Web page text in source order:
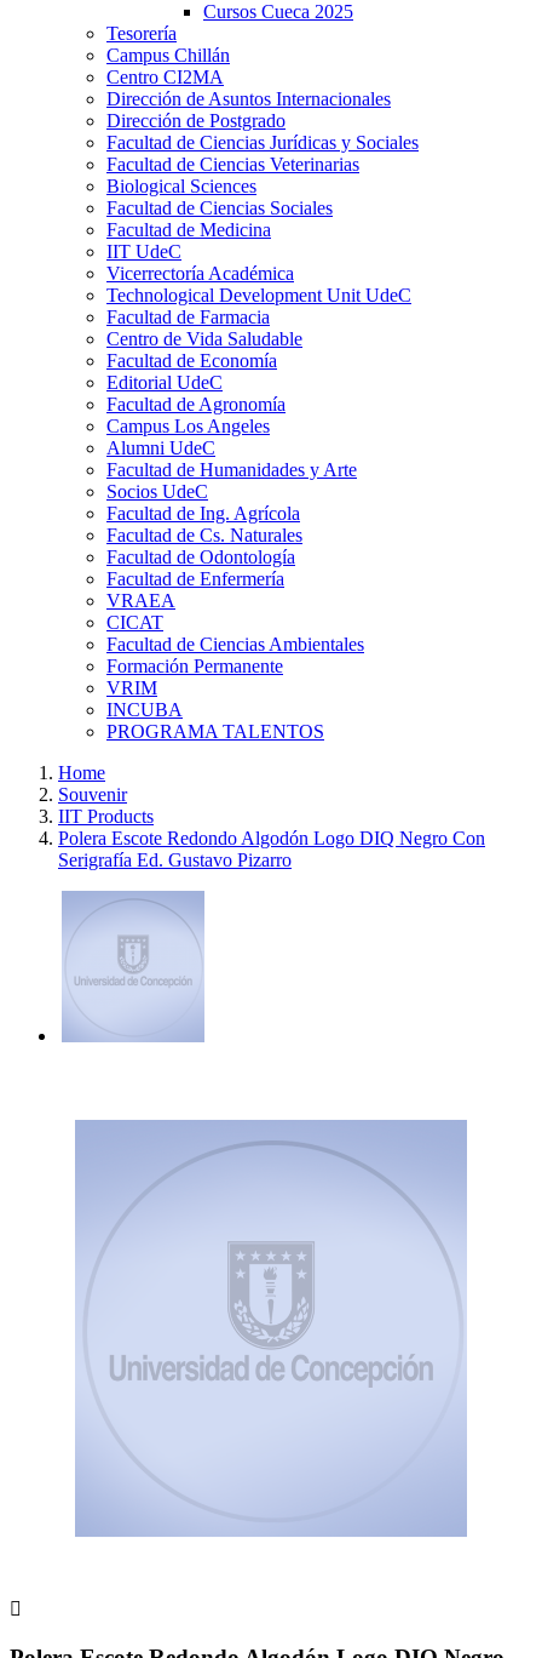
Cursos Cueca 2025
Tesorería
Campus Chillán
Centro CI2MA
Dirección de Asuntos Internacionales
Dirección de Postgrado
Facultad de Ciencias Jurídicas y Sociales
Facultad de Ciencias Veterinarias
Biological Sciences
Facultad de Ciencias Sociales
Facultad de Medicina
IIT UdeC
Vicerrectoría Académica
Technological Development Unit UdeC
Facultad de Farmacia
Centro de Vida Saludable
Facultad de Economía
Editorial UdeC
Facultad de Agronomía
Campus Los Angeles
Alumni UdeC
Facultad de Humanidades y Arte
Socios UdeC
Facultad de Ing. Agrícola
Facultad de Cs. Naturales
Facultad de Odontología
Facultad de Enfermería
VRAEA
CICAT
Facultad de Ciencias Ambientales
Formación Permanente
VRIM
INCUBA
PROGRAMA TALENTOS
Home
Souvenir
IIT Products
Polera Escote Redondo Algodón Logo DIQ Negro Con
Serigrafía Ed. Gustavo Pizarro
